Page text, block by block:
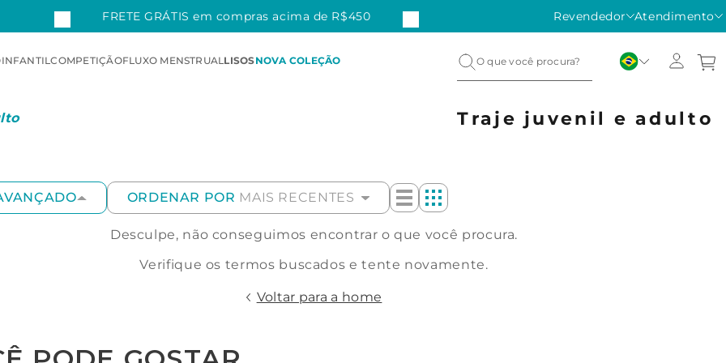
FRETE GRÁTIS em compras acima de R$450 Revendedor Atendimento
INFANTILCOMPETIÇÃOFLUXO MENSTRUALLISOSNOVA COLEÇÃO
Traje juvenil e adulto
ORDENAR POR MAIS RECENTES
Desculpe, não conseguimos encontrar o que você procura.
Verifique os termos buscados e tente novamente.
Voltar para a home